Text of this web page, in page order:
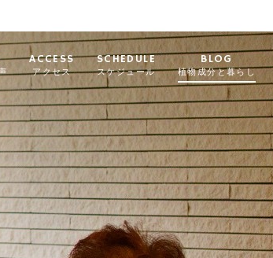
ACCESS
アクセス
SCHEDULE
スケジュール
BLOG
植物成分と暮らし